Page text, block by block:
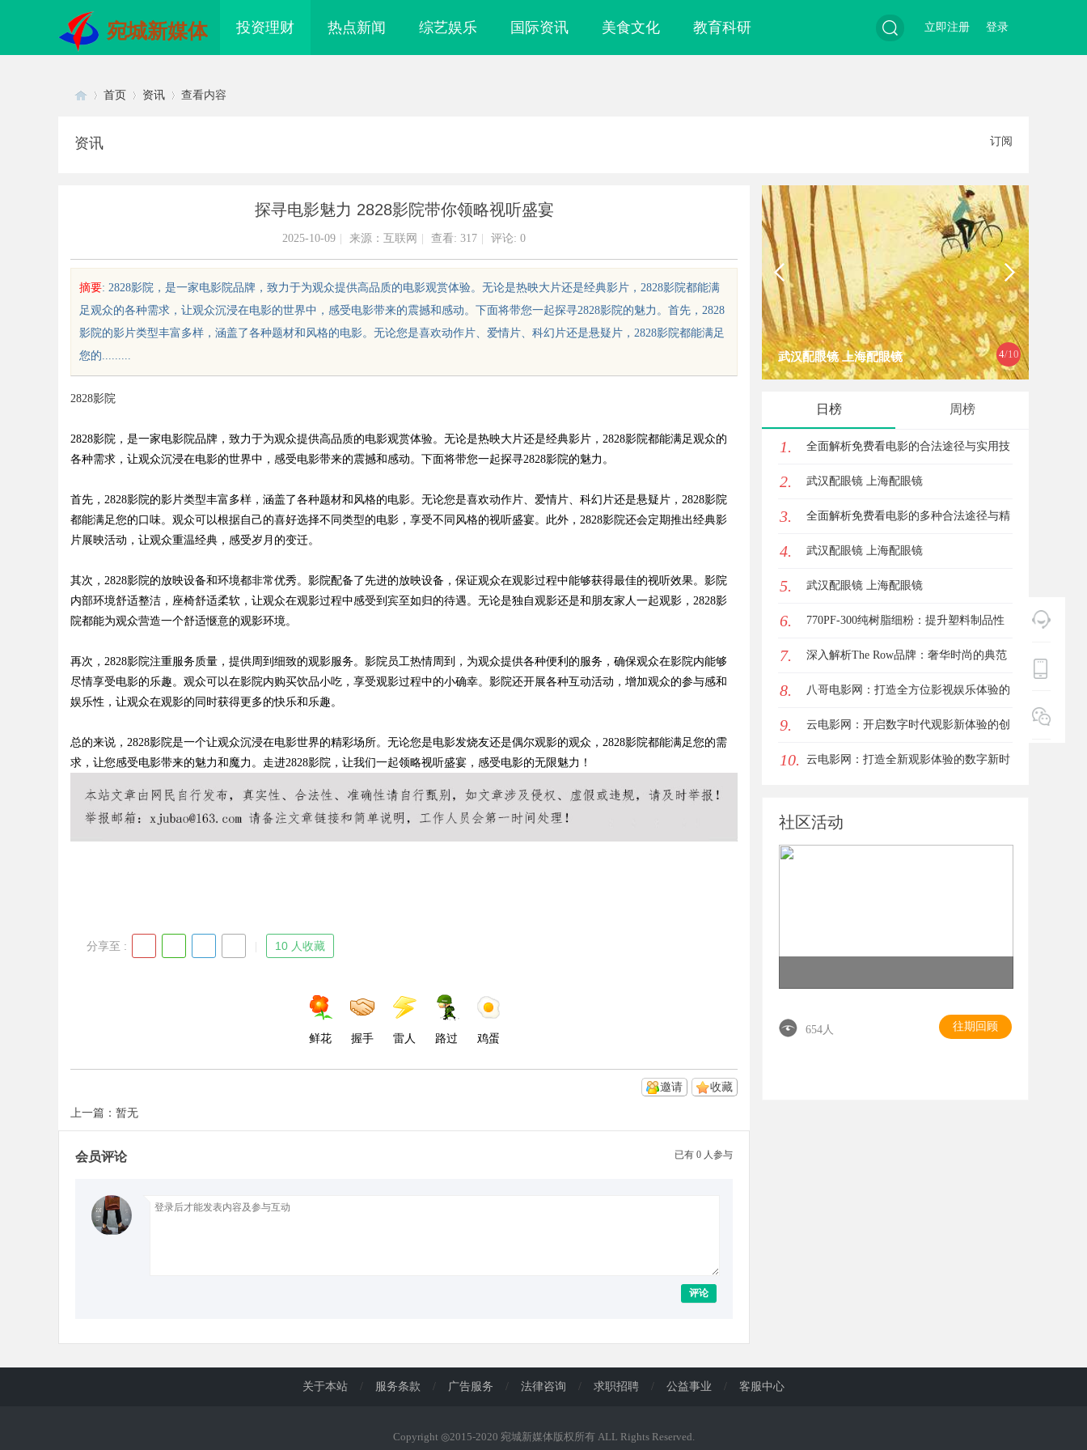
宛城新媒体 投资理财 热点新闻 综艺娱乐 国际资讯 美食文化 教育科研 登录
立即注册
sc
d
首页 资讯 查看内容
资讯 订阅
探寻电影魅力 2828影院带你领略视听盛宴
2025-10-09 来源：互联网 查看: 317 评论: 0
摘要: 2828影院，是一家电影院品牌，致力于为观众提供高品质的电影观赏体验。无论是热映大片还是经典影片，2828影院都能满
足观众的各种需求，让观众沉浸在电影的世界中，感受电影带来的震撼和感动。下面将带您一起探寻2828影院的魅力。首先，2828
影院的影片类型丰富多样，涵盖了各种题材和风格的电影。无论您是喜欢动作片、爱情片、科幻片还是悬疑片，2828影院都能满足
您的.........
2828影院
2828影院，是一家电影院品牌，致力于为观众提供高品质的电影观赏体验。无论是热映大片还是经典影片，2828影院都能满足观众的
各种需求，让观众沉浸在电影的世界中，感受电影带来的震撼和感动。下面将带您一起探寻2828影院的魅力。
首先，2828影院的影片类型丰富多样，涵盖了各种题材和风格的电影。无论您是喜欢动作片、爱情片、科幻片还是悬疑片，2828影院
都能满足您的口味。观众可以根据自己的喜好选择不同类型的电影，享受不同风格的视听盛宴。此外，2828影院还会定期推出经典影
片展映活动，让观众重温经典，感受岁月的变迁。
其次，2828影院的放映设备和环境都非常优秀。影院配备了先进的放映设备，保证观众在观影过程中能够获得最佳的视听效果。影院
内部环境舒适整洁，座椅舒适柔软，让观众在观影过程中感受到宾至如归的待遇。无论是独自观影还是和朋友家人一起观影，2828影
院都能为观众营造一个舒适惬意的观影环境。
再次，2828影院注重服务质量，提供周到细致的观影服务。影院员工热情周到，为观众提供各种便利的服务，确保观众在影院内能够
尽情享受电影的乐趣。观众可以在影院内购买饮品小吃，享受观影过程中的小确幸。影院还开展各种互动活动，增加观众的参与感和
娱乐性，让观众在观影的同时获得更多的快乐和乐趣。
总的来说，2828影院是一个让观众沉浸在电影世界的精彩场所。无论您是电影发烧友还是偶尔观影的观众，2828影院都能满足您的需
求，让您感受电影带来的魅力和魔力。走进2828影院，让我们一起领略视听盛宴，感受电影的无限魅力！
分享至 : 10 人收藏
鲜花 握手 雷人 路过 鸡蛋
收藏
邀请
上一篇：暂无
已有 0 人参与
会员评论
评论
4/10
AC 国际医疗实验室，标准化研 武汉配眼镜 上海配眼镜
日榜 周榜
1. 全面解析免费看电影的合法途径与实用技
巧
2. 武汉配眼镜 上海配眼镜
3. 全面解析免费看电影的多种合法途径与精
彩体验
4. 武汉配眼镜 上海配眼镜
5. 武汉配眼镜 上海配眼镜
6. 770PF-300纯树脂细粉：提升塑料制品性
能的新选择
7. 深入解析The Row品牌：奢华时尚的典范
与设计哲学
8. 八哥电影网：打造全方位影视娱乐体验的
平台解析
9. 云电影网：开启数字时代观影新体验的创
新平台
10. 云电影网：打造全新观影体验的数字新时
社区活动
654人 往期回顾
关于本站 / 服务条款 / 广告服务 / 法律咨询 / 求职招聘 / 公益事业 / 客服中心
Copyright ◎2015-2020 宛城新媒体版权所有 ALL Rights Reserved.